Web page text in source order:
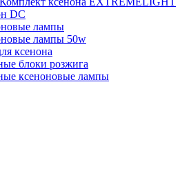
DC
лампы
лампы 50w
ксенона
блоки розжига
ксеноновые лампы